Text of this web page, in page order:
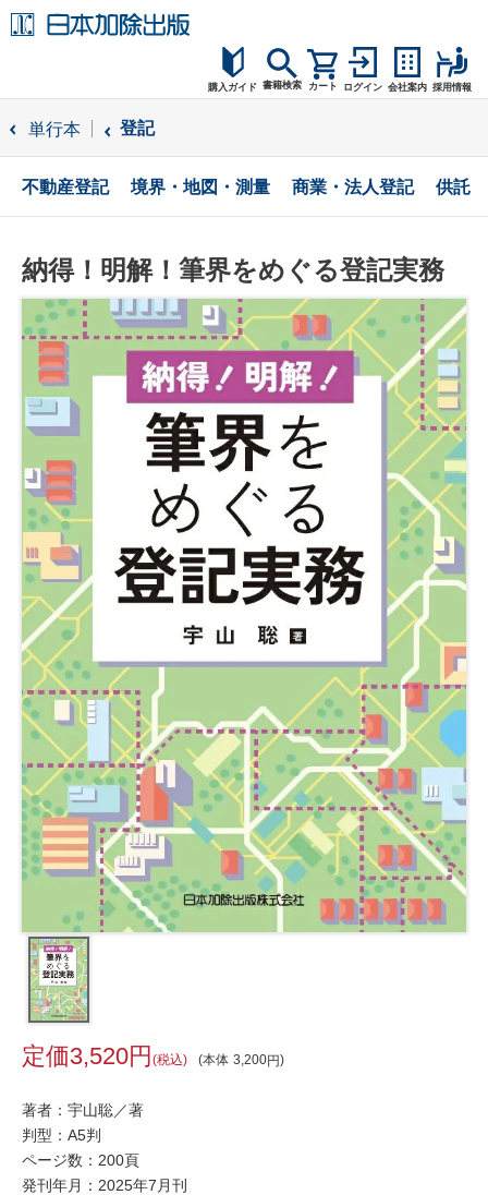
購入ガイド
購入ガイド
読者サポート
書籍検索 カート ログイン 会社案内 採用情報
単行本 登記
不動産登記 境界・地図・測量 商業・法人登記 供託
納得！明解！筆界をめぐる登記実務
本体 3,200
3,520 税込
著者：宇山聡／著
判型：A5判
ページ数：200頁
発刊年月：2025年7月刊